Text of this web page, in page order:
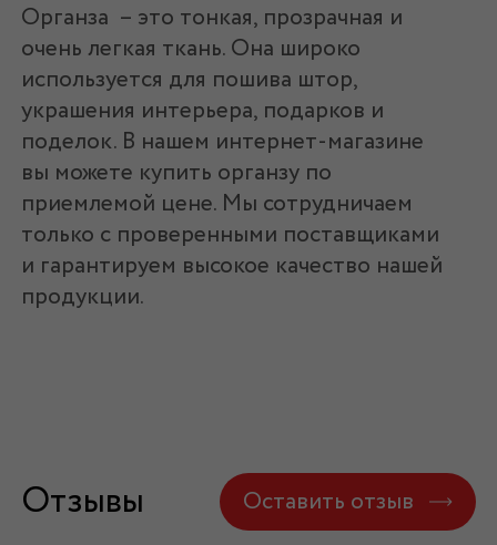
Органза – это тонкая, прозрачная и
очень легкая ткань. Она широко
используется для пошива штор,
украшения интерьера, подарков и
поделок. В нашем интернет-магазине
вы можете купить органзу по
приемлемой цене. Мы сотрудничаем
только с проверенными поставщиками
и гарантируем высокое качество нашей
продукции.
Отзывы Оставить отзыв